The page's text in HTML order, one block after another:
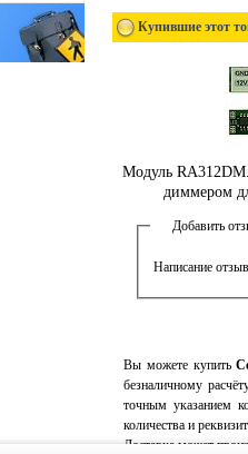
Купившие этот
Модуль
диммером
Добавить
Написание
Вы можете купить
безналичному
точным указанием
количества и
Доставка может